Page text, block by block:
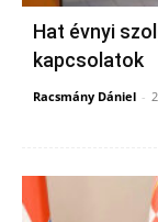
Hat évnyi
kapcsolatok
Racsmány Dániel -